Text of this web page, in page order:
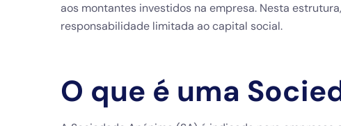
aos montantes investidos na empresa. Nesta
responsabilidade limitada ao capital social.
O que é uma